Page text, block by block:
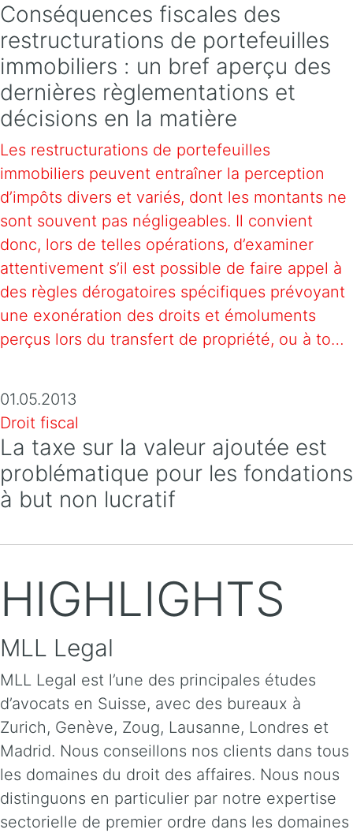
Conséquences fiscales des
restructurations de portefeuilles
immobiliers : un bref aperçu des
dernières règlementations et
décisions en la matière
Les restructurations de portefeuilles
immobiliers peuvent entraîner la perception
d’impôts divers et variés, dont les montants ne
sont souvent pas négligeables. Il convient
donc, lors de telles opérations, d’examiner
attentivement s’il est possible de faire appel à
des règles dérogatoires spécifiques prévoyant
une exonération des droits et émoluments
perçus lors du transfert de propriété, ou à to…
01.05.2013
Droit fiscal
La taxe sur la valeur ajoutée est
problématique pour les fondations
à but non lucratif
HIGHLIGHTS
MLL Legal
MLL Legal est l’une des principales études
d’avocats en Suisse, avec des bureaux à
Zurich, Genève, Zoug, Lausanne, Londres et
Madrid. Nous conseillons nos clients dans tous
les domaines du droit des affaires. Nous nous
distinguons en particulier par notre expertise
sectorielle de premier ordre dans les domaines